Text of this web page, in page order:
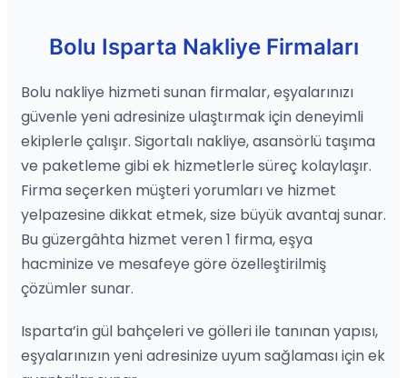
Bolu Isparta Nakliye Firmaları
Bolu nakliye hizmeti sunan firmalar, eşyalarınızı
güvenle yeni adresinize ulaştırmak için deneyimli
ekiplerle çalışır. Sigortalı nakliye, asansörlü taşıma
ve paketleme gibi ek hizmetlerle süreç kolaylaşır.
Firma seçerken müşteri yorumları ve hizmet
yelpazesine dikkat etmek, size büyük avantaj sunar.
Bu güzergâhta hizmet veren 1 firma, eşya
hacminize ve mesafeye göre özelleştirilmiş
çözümler sunar.
Isparta’in gül bahçeleri ve gölleri ile tanınan yapısı,
eşyalarınızın yeni adresinize uyum sağlaması için ek